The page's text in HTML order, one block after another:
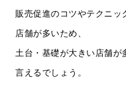
販売促進のコツやテクニッ
店舗が多いため、
土台・基礎が大きい店舗が
言えるでしょう。